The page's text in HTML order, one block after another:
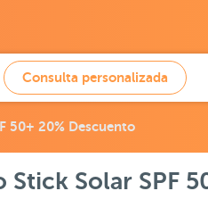
Consulta personalizada
50+ 20% Descuento
Solar SPF